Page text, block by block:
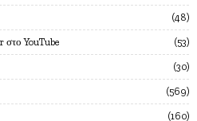
48
στο YouTube 53
30
569
160